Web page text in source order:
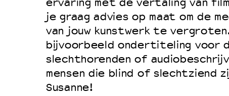
je graag advies op maat om de
van jouw kunstwerk te vergroten.
bijvoorbeeld ondertiteling voor
slechthorenden of
mensen die blind of slechtziend
Susanne!